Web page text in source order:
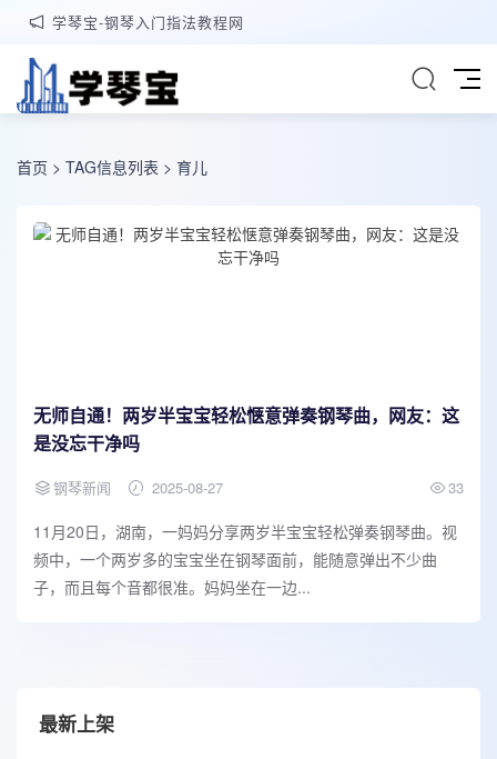
学琴宝-钢琴入门指法教程网
首页 > TAG信息列表 > 育儿
无师自通！两岁半宝宝轻松惬意弹奏钢琴曲，网友：这
是没忘干净吗
钢琴新闻 2025-08-27 33
11月20日，湖南，一妈妈分享两岁半宝宝轻松弹奏钢琴曲。视
频中，一个两岁多的宝宝坐在钢琴面前，能随意弹出不少曲
子，而且每个音都很准。妈妈坐在一边...
最新上架